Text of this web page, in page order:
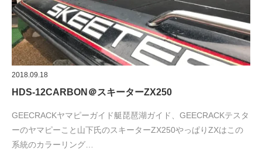
2018.09.18
HDS-12CARBON＠スキーターZX250
GEECRACKヤマピーガイド艇琵琶湖ガイド、GEECRACKテスタ
ーのヤマピーこと山下氏のスキーターZX250やっぱりZXはこの
系統のカラーリング…